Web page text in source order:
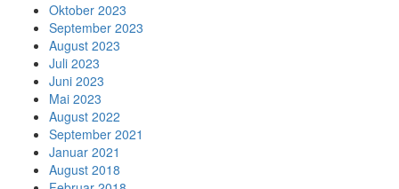
Oktober 2023
September 2023
August 2023
Juli 2023
Juni 2023
Mai 2023
August 2022
September 2021
Januar 2021
August 2018